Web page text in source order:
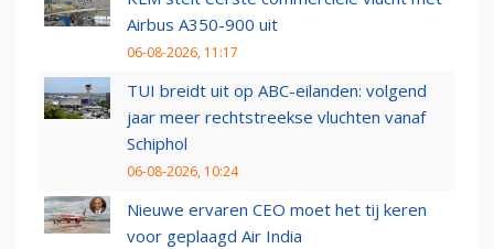
Airbus A350-900 uit
06-08-2026, 11:17
TUI breidt uit op ABC-eilanden: volgend
jaar meer rechtstreekse vluchten vanaf
Schiphol
06-08-2026, 10:24
Nieuwe ervaren CEO moet het tij keren
voor geplaagd Air India